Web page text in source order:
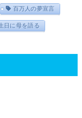
百万人の夢宣言
日に母を語る